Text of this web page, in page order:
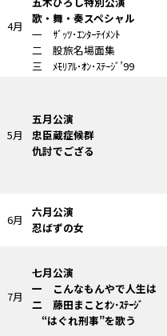
4月
歌・舞・奏スペシャル
一 ｻﾞｯﾂ･ｴﾝﾀｰﾃｲﾒﾝﾄ
二 股旅名場面集
三 ﾒﾓﾘｱﾙ･ｵﾝ･ｽﾃｰｼﾞ’99
5月
五月公演
忠臣蔵症候群
仇討でござる
6月
六月公演
忍ばずの女
7月
七月公演
一 こんなもんやで人生は
二 藤田まことｵﾝ･ｽﾃｰｼﾞ
“はぐれ刑事”を歌う